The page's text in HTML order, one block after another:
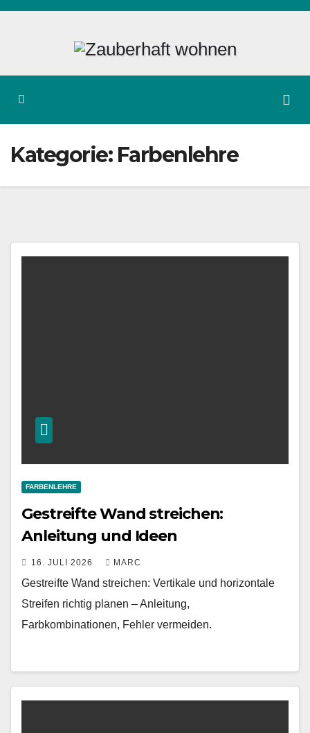
Zum
Kategorie: Farbenlehre
FARBENLEHRE
Gestreifte Wand streichen:
Anleitung und Ideen
16. JULI 2026 MARC
Gestreifte Wand streichen: Vertikale und horizontale
Streifen richtig planen – Anleitung,
Farbkombinationen, Fehler vermeiden.